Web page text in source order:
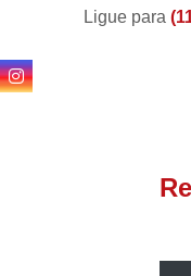
Ligue para